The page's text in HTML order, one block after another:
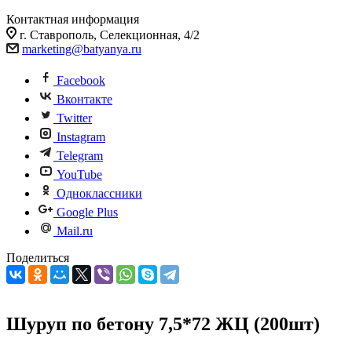
Контактная информация
г. Ставрополь, Селекционная, 4/2
marketing@batyanya.ru
Facebook
Вконтакте
Twitter
Instagram
Telegram
YouTube
Одноклассники
Google Plus
Mail.ru
Поделиться
Шуруп по бетону 7,5*72 ЖЦ (200шт)